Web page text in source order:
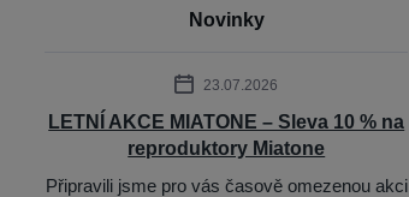
Novinky
23.07.2026
LETNÍ AKCE MIATONE – Sleva 10 % na
reproduktory Miatone
Připravili jsme pro vás časově omezenou akci